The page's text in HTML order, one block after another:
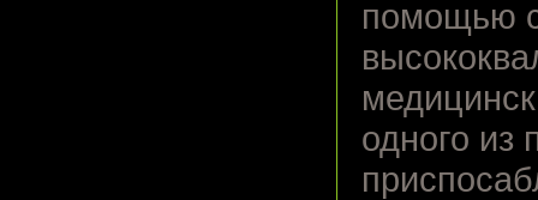
помощью
одного из